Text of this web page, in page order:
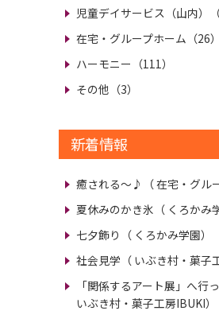
児童デイサービス（山内）（
在宅・グループホーム（26）
ハーモニー（111）
その他（3）
新着情報
癒される～♪
（ 在宅・グル
夏休みのかき氷 （ くろかみ
七夕飾り
（ くろかみ学園）
社会見学 （ いぶき村・菓子
「関係するアート展」へ行
いぶき村・菓子工房IBUKI）